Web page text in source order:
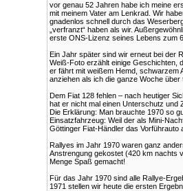
vor genau 52 Jahren habe ich meine
mit meinem Vater am Lenkrad. Wir
gnadenlos schnell durch das
„verfranzt“ haben als wir.
erste ONS-Lizenz seines Lebens zum
Ein Jahr später sind wir erneut bei der
Weiß-Foto erzählt einige Geschichten,
er fährt mit weißem Hemd, schwarzem
anziehen als ich die ganze Woche
Dem Fiat 128 fehlen – nach heutiger
hat er nicht mal einen Unterschutz und
Die Erklärung: Man brauchte 1970 so
Einsatzfahrzeug: Weil der als Mini-
Göttinger Fiat-Händler das
Rallyes im Jahr 1970 waren ganz
Anstrengung gekostet (420 km nachts
Menge Spaß gemacht!
Für das Jahr 1970 sind alle Rallye-
1971 stellen wir heute die ersten